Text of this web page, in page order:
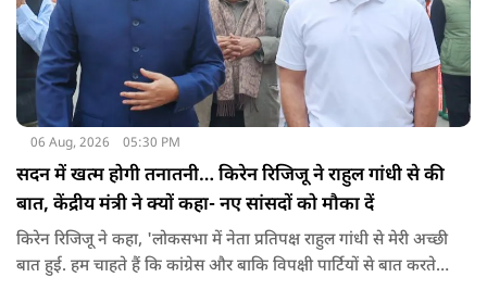
06 Aug, 2026 05:30 PM
सदन में खत्म होगी तनातनी… किरेन रिजिजू ने राहुल गांधी से की
बात, केंद्रीय मंत्री ने क्यों कहा- नए सांसदों को मौका दें
किरेन रिजिजू ने कहा, 'लोकसभा में नेता प्रतिपक्ष राहुल गांधी से मेरी अच्छी
बात हुई. हम चाहते हैं कि कांग्रेस और बाकि विपक्षी पार्टियों से बात करते